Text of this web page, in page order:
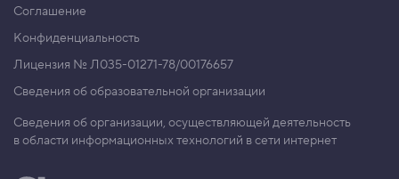
Соглашение
Конфиденциальность
Лицензия № Л035-01271-78/00176657
Сведения об образовательной организации
Сведения об организации, осуществляющей деятельность
в области информационных технологий в сети интернет